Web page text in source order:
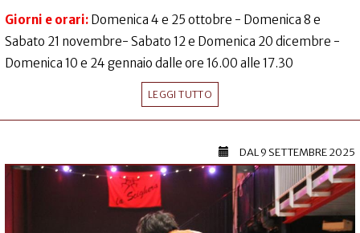
Giorni e orari: Domenica 4 e 25 ottobre - Domenica 8 e
Sabato 21 novembre- Sabato 12 e Domenica 20 dicembre -
Domenica 10 e 24 gennaio dalle ore 16.00 alle 17.30
LEGGI TUTTO
DAL9 SETTEMBRE 2025